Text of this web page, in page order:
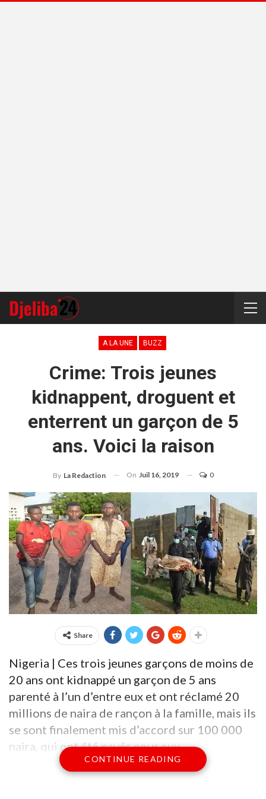
A LA UNE BUZZ
Crime: Trois jeunes
kidnappent, droguent et
enterrent un garçon de 5
ans. Voici la raison
By La Redaction On Juil 16, 2019 0
Share
Nigeria | Ces trois jeunes garçons de moins de
20 ans ont kidnappé un garçon de 5 ans
parenté à l’un d’entre eux et ont réclamé 20
millions de naira de rançon à la famille, mais ils
se sont finalement mis d’accord sur 100 000
naira, qui ont été payés pour eux.
Celui du milieu de la photo qui a un lien de
CONTINUE READING